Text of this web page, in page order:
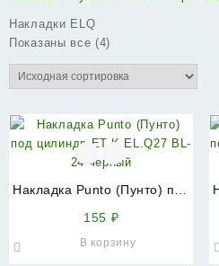
Накладки ELQ
Показаны все (4)
Накладка Punto (Пунто) под
черный
155 ₽
В корзину